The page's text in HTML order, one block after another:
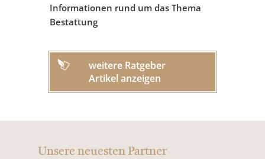
Informationen rund um das Thema
Bestattung
weitere Ratgeber
Artikel anzeigen
Unsere neuesten Partner